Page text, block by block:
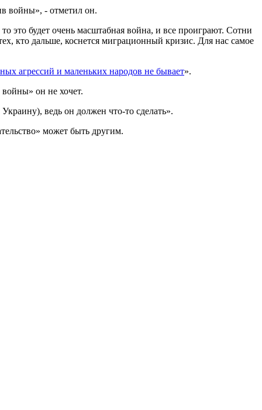
войны», - отметил он.
это будет очень масштабная война, и все проиграют. Сотни
кто дальше, коснется миграционный кризис. Для нас самое
агрессий и маленьких народов не бывает».
он не хочет.
ведь он должен что-то сделать».
может быть другим.